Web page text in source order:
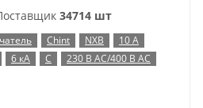
34714 шт
Chint NXB
10 А
6 кА C 230 В AC/400 В AC